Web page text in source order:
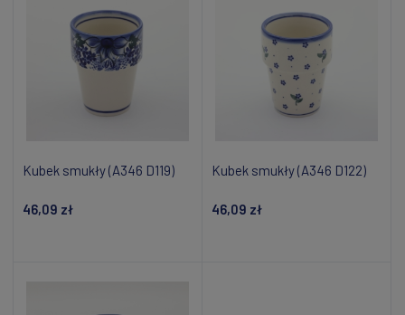
Kubek smukły (A346 D119)
46,09 zł
Kubek smukły (A346 D122)
46,09 zł